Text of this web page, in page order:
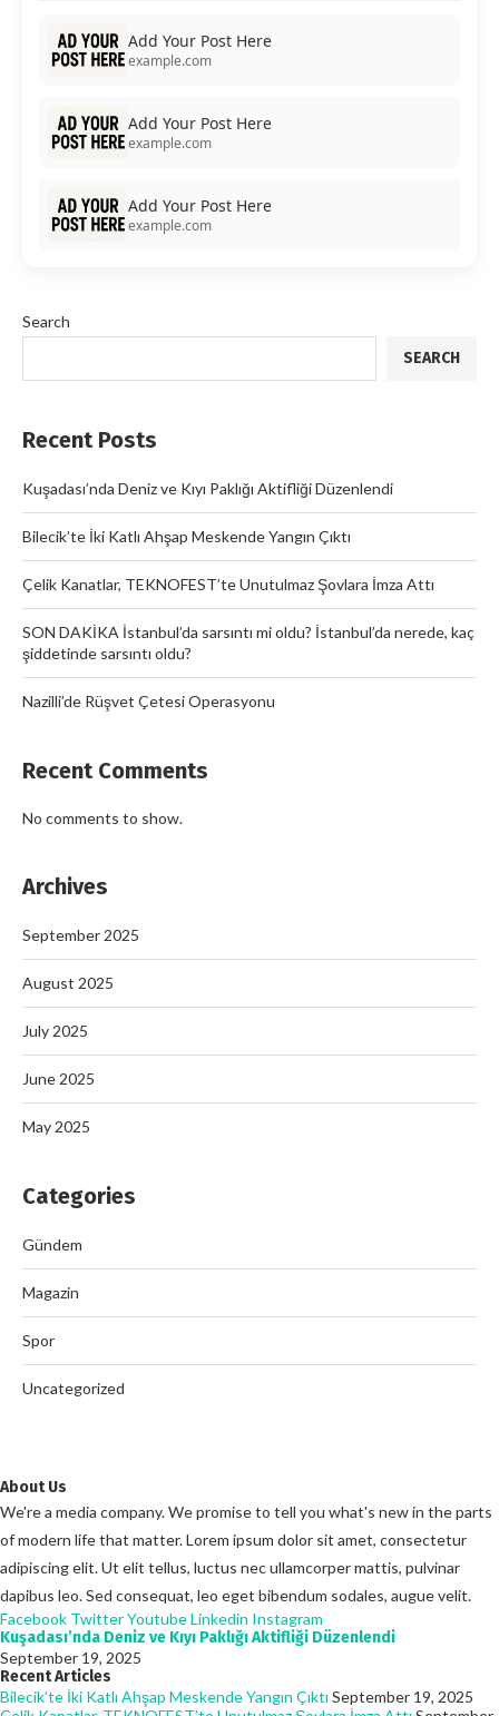
Add Your Post Here
example.com
Add Your Post Here
example.com
Add Your Post Here
example.com
Search
SEARCH
Recent Posts
Kuşadası’nda Deniz ve Kıyı Paklığı Aktifliği Düzenlendi
Bilecik’te İki Katlı Ahşap Meskende Yangın Çıktı
Çelik Kanatlar, TEKNOFEST’te Unutulmaz Şovlara İmza Attı
SON DAKİKA İstanbul’da sarsıntı mi oldu? İstanbul’da nerede, kaç
şiddetinde sarsıntı oldu?
Nazilli’de Rüşvet Çetesi Operasyonu
Recent Comments
No comments to show.
Archives
September 2025
August 2025
July 2025
June 2025
May 2025
Categories
Gündem
Magazin
Spor
Uncategorized
About Us
We're a media company. We promise to tell you what's new in the parts
of modern life that matter. Lorem ipsum dolor sit amet, consectetur
adipiscing elit. Ut elit tellus, luctus nec ullamcorper mattis, pulvinar
dapibus leo. Sed consequat, leo eget bibendum sodales, augue velit.
Facebook TwitterYoutubeLinkedin Instagram
Kuşadası’nda Deniz ve Kıyı Paklığı Aktifliği Düzenlendi
September 19, 2025
Recent Articles
Bilecik’te İki Katlı Ahşap Meskende Yangın Çıktı September 19, 2025